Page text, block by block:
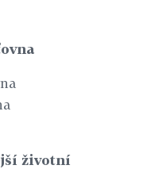
životní